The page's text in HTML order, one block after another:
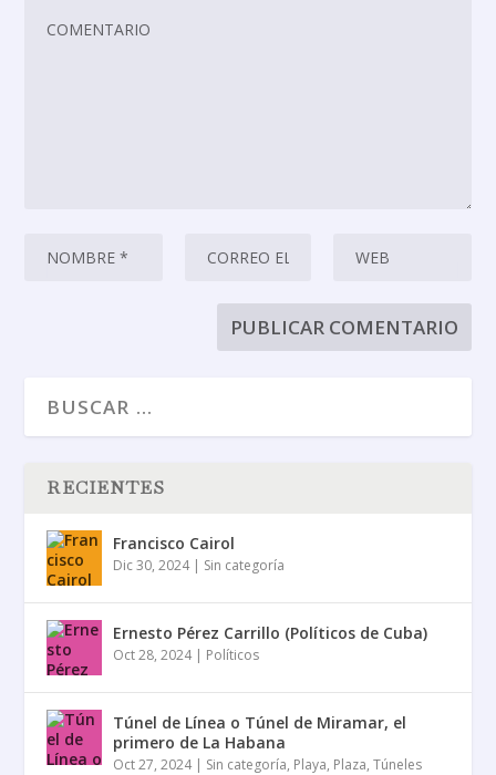
RECIENTES
Francisco Cairol
Dic 30, 2024| Sin categoría
Ernesto Pérez Carrillo (Políticos de Cuba)
Oct 28, 2024| Políticos
Túnel de Línea o Túnel de Miramar, el
primero de La Habana
Oct 27, 2024| Sin categoría, Playa, Plaza,Túneles